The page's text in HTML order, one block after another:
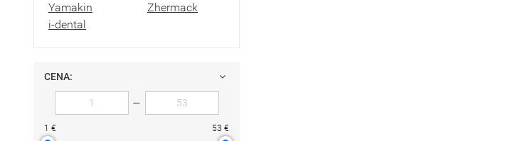
Yamakin
Zhermack
i-dental
CENA:
—
1 € 53 €